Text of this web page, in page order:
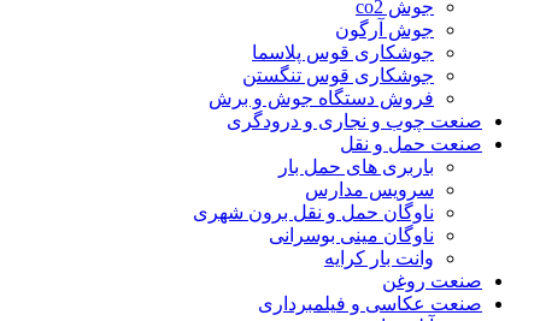
جوش co2
جوش آرگون
جوشکاری قوس پلاسما
جوشکاری قوس تنگستن
فروش دستگاه جوش و برش
صنعت چوب و نجاری و درودگری
صنعت حمل و نقل
باربری های حمل بار
سرویس مدارس
ناوگان حمل و نقل برون شهری
ناوگان مینی بوسرانی
وانت بار کرایه
صنعت روغن
صنعت عکاسی و فیلمبرداری